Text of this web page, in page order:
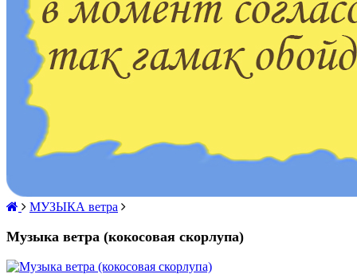
МУЗЫКА ветра
Музыка ветра (кокосовая скорлупа)